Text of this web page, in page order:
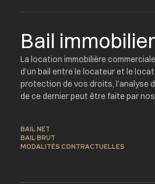
Bail immobilier
La location immobilière
d’un bail entre le locateur et le
protection de vos droits, l’analyse
de ce dernier peut être faite par
BAIL NET
BAIL BRUT
MODALITÉS CONTRACTUELLES